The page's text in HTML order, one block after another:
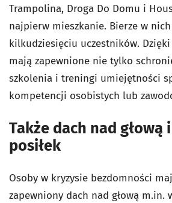
Trampolina, Droga Do Domu i
najpierw mieszkanie. Bierze w nich
kilkudziesięciu uczestników.
mają zapewnione nie tylko
szkolenia i treningi umiejętności
kompetencji osobistych lub
Także dach nad głową
posiłek
Osoby w kryzysie bezdomności
zapewniony dach nad głową m.in.